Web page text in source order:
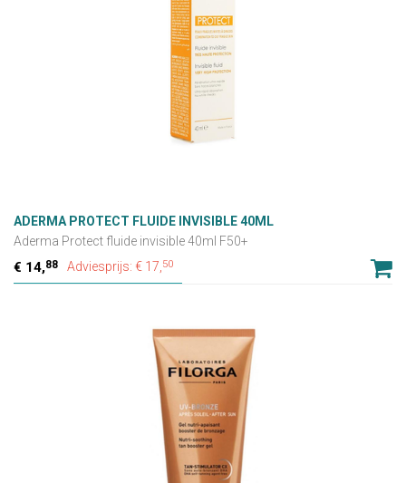
ADERMA PROTECT FLUIDE INVISIBLE 40ML
Aderma Protect fluide invisible 40ml F50+
14,88 Adviesprijs: € 17, 50